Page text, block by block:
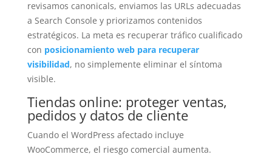
revisamos canonicals, enviamos las URLs adecuadas
a Search Console y priorizamos contenidos
estratégicos. La meta es recuperar tráfico cualificado
con posicionamiento web para recuperar
visibilidad, no simplemente eliminar el síntoma
visible.
Tiendas online: proteger ventas,
pedidos y datos de cliente
Cuando el WordPress afectado incluye
WooCommerce, el riesgo comercial aumenta.